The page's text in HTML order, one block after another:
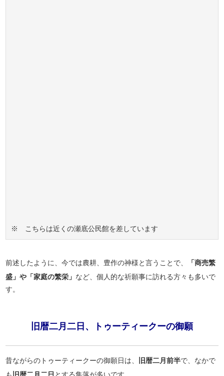
※ こちらは近くの瀬底公民館を差しています
前述したように、今では農耕、豊作の神様と言うことで、
「商売繁
盛」や「家庭の繁栄」 など、個人的な祈願事に訪れる方々も多いで
す。
旧暦二月二日、トゥーティークーの御願
昔ながらのトゥーティークーの御願日は、 旧暦二月前半で、なかで